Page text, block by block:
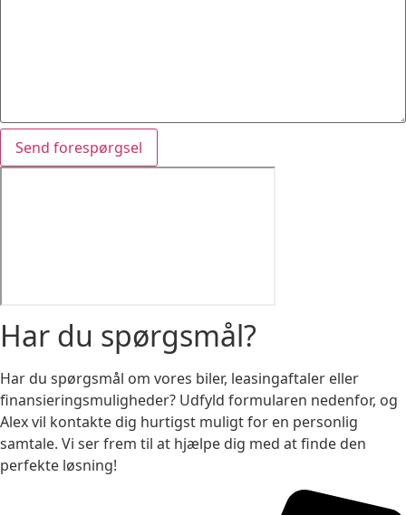
Send forespørgsel
Har du spørgsmål?
Har du spørgsmål om vores biler, leasingaftaler eller
finansieringsmuligheder? Udfyld formularen nedenfor, og
Alex vil kontakte dig hurtigst muligt for en personlig
samtale. Vi ser frem til at hjælpe dig med at finde den
perfekte løsning!